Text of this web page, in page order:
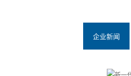
企业新闻